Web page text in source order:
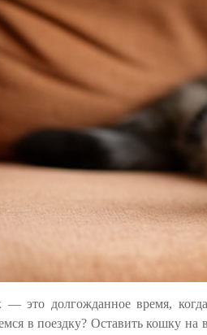
— это долгожданное время,
в поездку? Оставить кошку